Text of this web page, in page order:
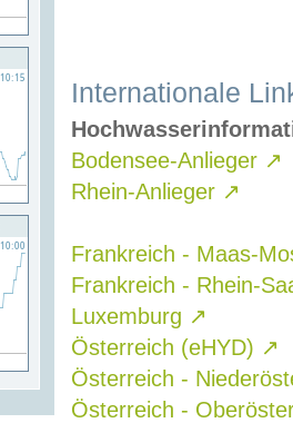
Internationale
Bodensee-Anlieger ↗
Rhein-Anlieger ↗
Frankreich - Maas-
Frankreich - Rhein-
Luxemburg ↗
Österreich (eHYD) ↗
Österreich -
Österreich -